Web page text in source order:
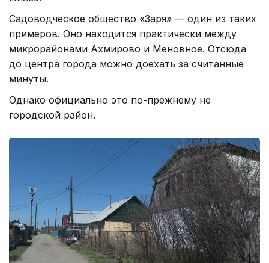
Садоводческое общество «Заря» — один из таких
примеров. Оно находится практически между
микрорайонами Ахмирово и Меновное. Отсюда
до центра города можно доехать за считанные
минуты.
Однако официально это по-прежнему не
городской район.